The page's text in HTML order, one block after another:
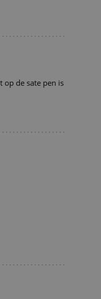
op de sate pen is